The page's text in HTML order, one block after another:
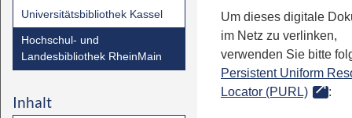
Universitätsbibliothek Kassel
Hochschul- und
Landesbibliothek RheinMain
Inhalt
Um dieses digitale
im Netz zu verlinken,
verwenden Sie bitte
Persistent Uniform
Locator (PURL)
: